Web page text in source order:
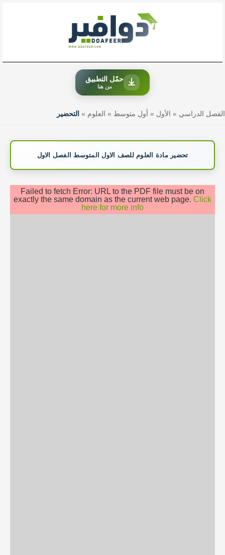
حمّل التطبيق
من هنا
الفصل الدراسي » الأول » أول متوسط » العلوم » التحضير
تحضير مادة العلوم للصف الاول المتوسط الفصل الاول
Failed to fetch Error: URL to the PDF file must be on
exactly the same domain as the current web page. Click
here for more info